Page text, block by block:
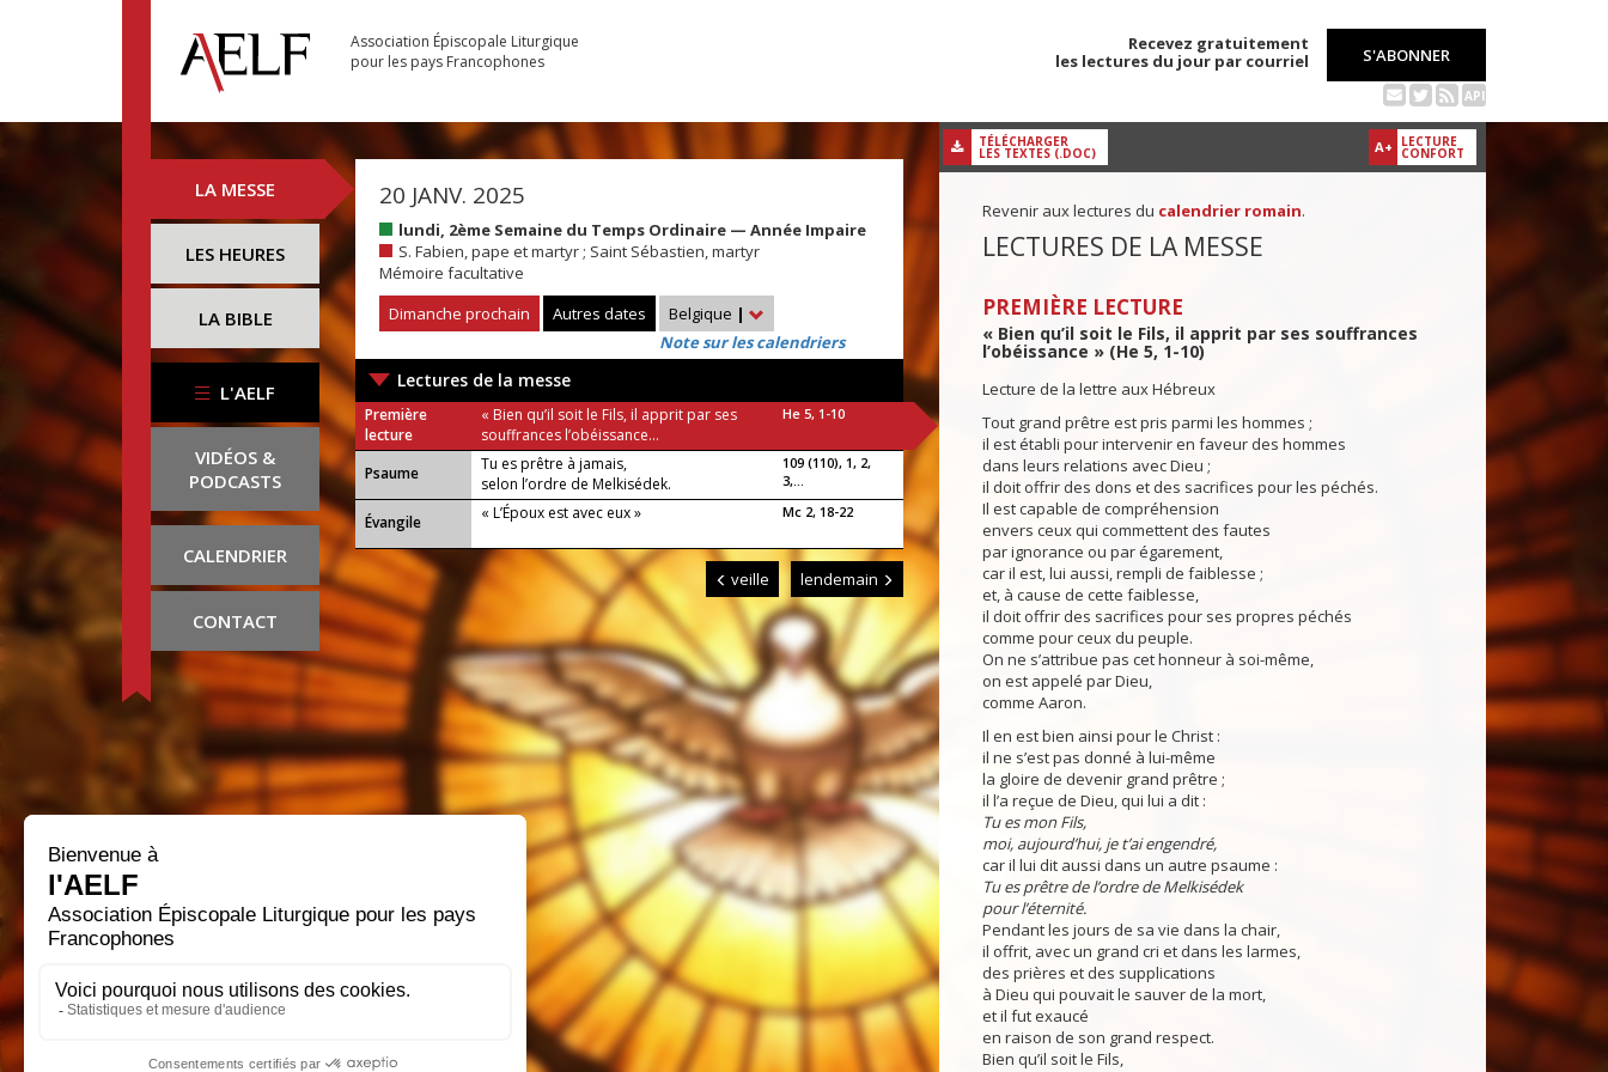
Association Épiscopale Liturgique
pour les pays Francophones
Recevez gratuitement
les lectures du jour par courriel
S'ABONNER
API
LA MESSE
LES HEURES
LA BIBLE
L'AELF
VIDÉOS &
PODCASTS
CALENDRIER
CONTACT
20 JANV. 2025
lundi, 2ème Semaine du Temps Ordinaire — Année Impaire
S. Fabien, pape et martyr ; Saint Sébastien, martyr
Mémoire facultative
Dimanche prochain
Autres dates Belgique |
Note sur les calendriers
Lectures de la messe
Première
lecture
« Bien qu’il soit le Fils, il apprit par ses
souffrances l’obéissance...
He 5, 1-10
Psaume
Tu es prêtre à jamais,
selon l’ordre de Melkisédek.
109 (110), 1, 2,
3,...
Évangile « L’Époux est avec eux » Mc 2, 18-22
veille lendemain
A+ LECTURE
CONFORT
TÉLÉCHARGER
LES TEXTES (.DOC)
Revenir aux lectures du calendrier romain.
LECTURES DE LA MESSE
PREMIÈRE LECTURE
« Bien qu’il soit le Fils, il apprit par ses souffrances
l’obéissance » (He 5, 1-10)
Lecture de la lettre aux Hébreux
Tout grand prêtre est pris parmi les hommes ;
il est établi pour intervenir en faveur des hommes
dans leurs relations avec Dieu ;
il doit offrir des dons et des sacrifices pour les péchés.
Il est capable de compréhension
envers ceux qui commettent des fautes
par ignorance ou par égarement,
car il est, lui aussi, rempli de faiblesse ;
et, à cause de cette faiblesse,
il doit offrir des sacrifices pour ses propres péchés
comme pour ceux du peuple.
On ne s’attribue pas cet honneur à soi-même,
on est appelé par Dieu,
comme Aaron.
Il en est bien ainsi pour le Christ :
il ne s’est pas donné à lui-même
la gloire de devenir grand prêtre ;
il l’a reçue de Dieu, qui lui a dit :
Tu es mon Fils,
moi, aujourd’hui, je t’ai engendré,
car il lui dit aussi dans un autre psaume :
Tu es prêtre de l’ordre de Melkisédek
pour l’éternité.
Pendant les jours de sa vie dans la chair,
il offrit, avec un grand cri et dans les larmes,
des prières et des supplications
à Dieu qui pouvait le sauver de la mort,
et il fut exaucé
en raison de son grand respect.
Bien qu’il soit le Fils,